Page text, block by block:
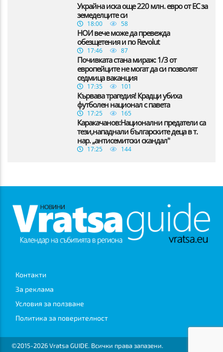
Украйна иска още 220 млн. евро от ЕС за
земеделците си
18:00 58
НОИ вече може да превежда
обезщетения и по Revolut
17:46 87
Почивката стана мираж: 1/3 от
европейците не могат да си позволят
седмица ваканция
17:35 101
Кървава трагедия! Крадци убиха
футболен национал с павета
17:25 165
Каракачанов:Национални предатели са
тези,нападнали българските деца в т.
нар. „антисемитски скандал"
17:25 144
Контакти
За реклама
Условия за ползване
Политика за поверителност
©2015-2026 Vratsa GUIDE. Всички права запазени.